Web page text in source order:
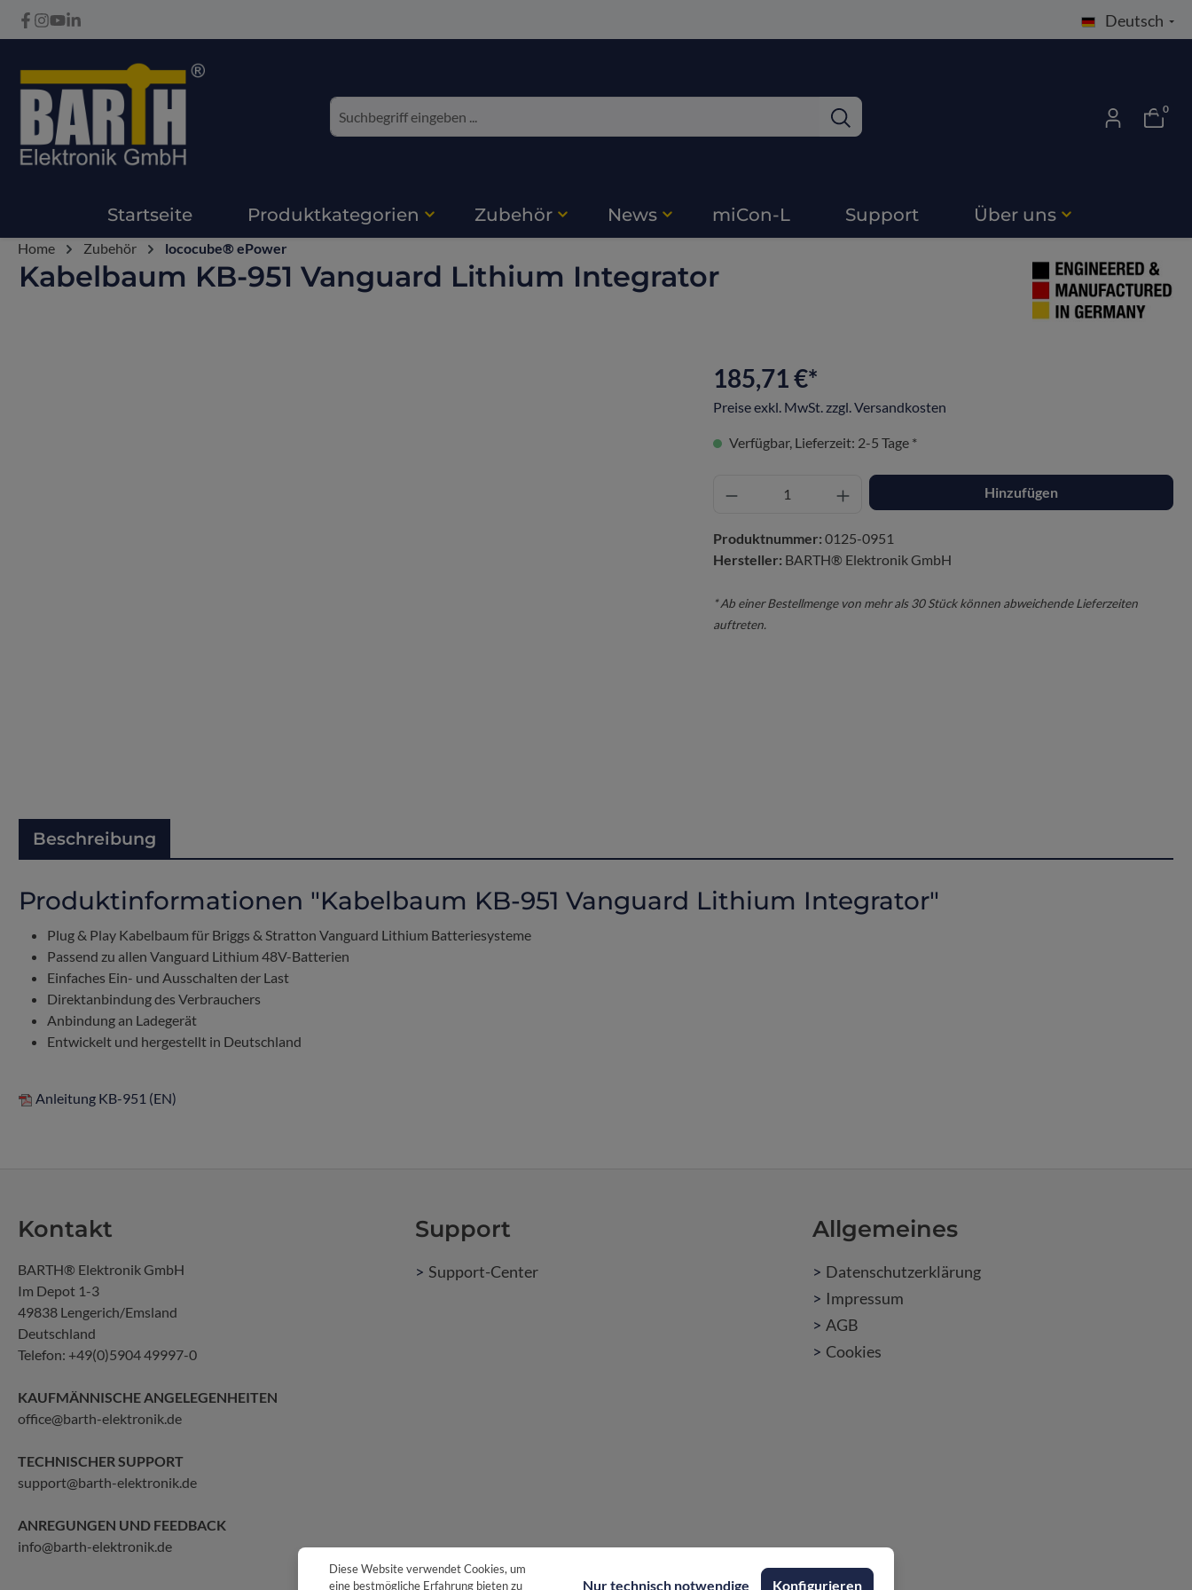
Deutsch
0
Startseite Produktkategorien Zubehör News miCon-L Support Über uns
Home Zubehör lococube® ePower
Kabelbaum KB-951 Vanguard Lithium Integrator
185,71 €*
Preise exkl. MwSt. zzgl. Versandkosten
Verfügbar, Lieferzeit: 2-5 Tage *
Hinzufügen
Produktnummer: 0125-0951
Hersteller: BARTH® Elektronik GmbH
Beschreibung
Produktinformationen "Kabelbaum KB-951 Vanguard Lithium Integrator"
Plug & Play Kabelbaum für Briggs & Stratton Vanguard Lithium Batteriesysteme
Passend zu allen Vanguard Lithium 48V-Batterien
Einfaches Ein- und Ausschalten der Last
Direktanbindung des Verbrauchers
Anbindung an Ladegerät
Entwickelt und hergestellt in Deutschland
Anleitung KB-951 (EN)
Kontakt
BARTH® Elektronik GmbH
Im Depot 1-3
49838 Lengerich/Emsland
Deutschland
Telefon: +49(0)5904 49997-0
KAUFMÄNNISCHE ANGELEGENHEITEN
office@barth-elektronik.de
TECHNISCHER SUPPORT
support@barth-elektronik.de
ANREGUNGEN UND FEEDBACK
info@barth-elektronik.de
Support
Support-Center
Allgemeines
Datenschutzerklärung
Impressum
AGB
Cookies
Diese Website verwendet Cookies, um
eine bestmögliche Erfahrung bieten zu
Nur technisch notwendige Konfigurieren